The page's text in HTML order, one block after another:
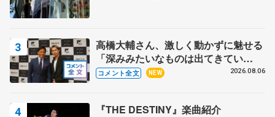
高橋大輔さん、激しく動かずに魅せる
「深みみたいなものは出てきてい
る？」 〝兄さん〟と慕うレジェンド
コメント全文 NEW 2026.08.06
『THE DESTINY』楽曲紹介